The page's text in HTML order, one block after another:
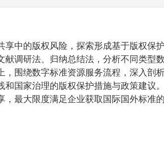
享中的版权风险，探索形成基于版权保
献调研法、归纳总结法，分析不同类型
围绕数字标准资源服务流程，深入剖
和国家治理的版权保护措施与政策建议
最大限度满足企业获取国际国外标准的